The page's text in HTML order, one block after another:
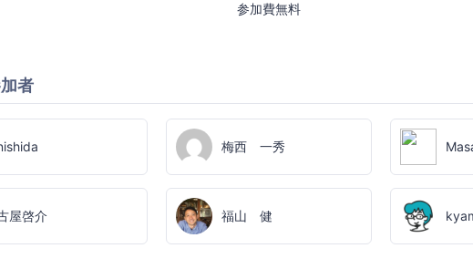
参加費無料
者
梅西 一秀
屋啓介 福山 健